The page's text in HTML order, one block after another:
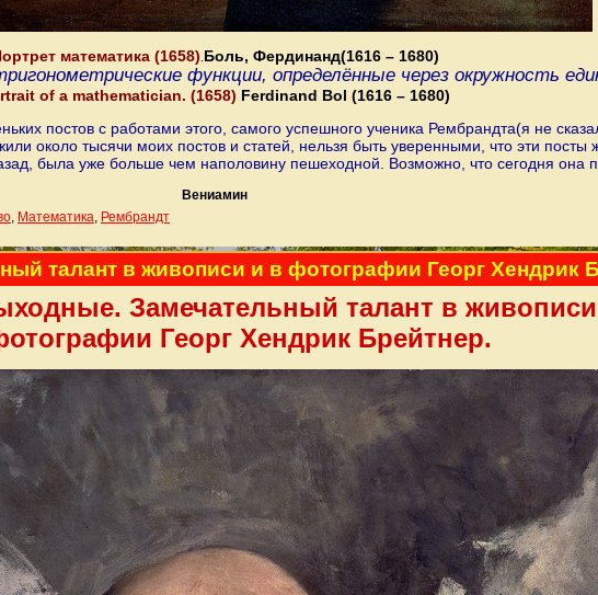
математика (1658).Боль, Фердинанд(1616 – 1680)
функции, определённые через окружность
of a mathematician. (1658) Ferdinand Bol (1616 – 1680)
постов с работами этого, самого успешного ученика Рембрандта(я не
около тысячи моих постов и статей, нельзя быть уверенными, что эти посты
была уже больше чем наполовину пешеходной. Возможно, что сегодня она
Вениамин
, Математика, Рембрандт
талант в живописи и в фотографии Георг Хендрик
Замечательный талант в живописи
Георг Хендрик Брейтнер.